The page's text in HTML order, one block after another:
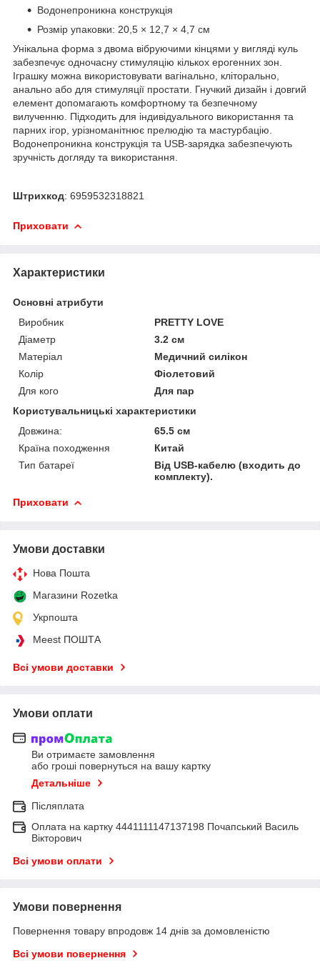
Водонепроникна конструкція
Розмір упаковки: 20,5 × 12,7 × 4,7 см
Унікальна форма з двома вібруючими кінцями у вигляді куль
забезпечує одночасну стимуляцію кількох ерогенних зон.
Іграшку можна використовувати вагінально, кліторально,
анально або для стимуляції простати. Гнучкий дизайн і довгий
елемент допомагають комфортному та безпечному
вилученню. Підходить для індивідуального використання та
парних ігор, урізноманітнює прелюдію та мастурбацію.
Водонепроникна конструкція та USB-зарядка забезпечують
зручність догляду та використання.
Штрихкод: 6959532318821
Приховати
Характеристики
Основні атрибути
Виробник
PRETTY LOVE
Діаметр
3.2 см
Матеріал
Медичний силікон
Колір
Фіолетовий
Для кого
Для пар
Користувальницькі характеристики
Довжина:
65.5 см
Країна походження
Китай
Тип батареї
Від USB-кабелю (входить до
комплекту).
Приховати
Умови доставки
Нова Пошта
Магазини Rozetka
Укрпошта
Meest ПОШТА
Всі умови доставки
Умови оплати
Ви отримаєте замовлення
або гроші повернуться на вашу картку
Детальніше
Післяплата
Оплата на картку 4441111147137198 Почапський Василь
Вікторович
Всі умови оплати
Умови повернення
Повернення товару впродовж 14 днів за домовленістю
Всі умови повернення